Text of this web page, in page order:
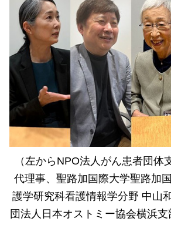
（左からNPO法人がん患者団体
代理事、聖路加国際大学聖路加
護学研究科看護情報学分野 中山
団法人日本オストミー協会横浜